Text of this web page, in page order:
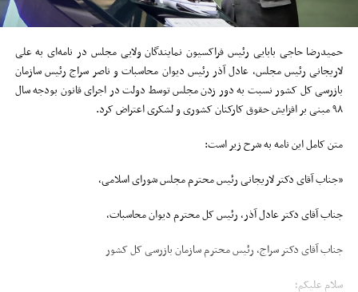
حمیدرضا حاجی بابایی رئیس فراکسیون نمایندگان ولایی مجلس در نامه‌ای به علی
لاریجانی رئیس مجلس، عادل آذر رئیس دیوان محاسبات و ناصر سراج رئیس سازمان
بازرسی کل کشور نسبت به دور زدن مجلس توسط دولت در اجرای قانون بودجه سال
۹۸ مبنی بر افزایش حقوق کارکنان کشوری و لشکری اعتراض کرد.
متن کامل این نامه به شرح زیر است:
«جناب آقای دکتر لاریجانی رئیس محترم مجلس شورای اسلامی،
جناب آقای دکتر عادل آذر، رئیس کل محترم دیوان محاسبات،
جناب آقای دکتر سراج، رئیس محترم سازمان بازرسی کل کشور
سلام علیکم؛